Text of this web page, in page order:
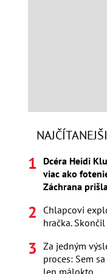
Dcéra Heidi
viac ako
Záchrana
Chlapcovi
hračka.
Za jedným
proces: Sem